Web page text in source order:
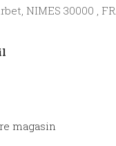
, NIMES 30000 ,
magasin